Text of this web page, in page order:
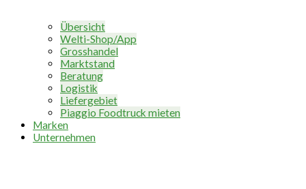
Übersicht
Welti-Shop/App
Grosshandel
Marktstand
Beratung
Logistik
Liefergebiet
Piaggio Foodtruck mieten
Marken
Unternehmen